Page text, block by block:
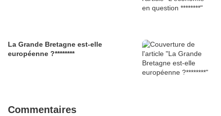
La Grande Bretagne est-elle
européenne ?********
Commentaires